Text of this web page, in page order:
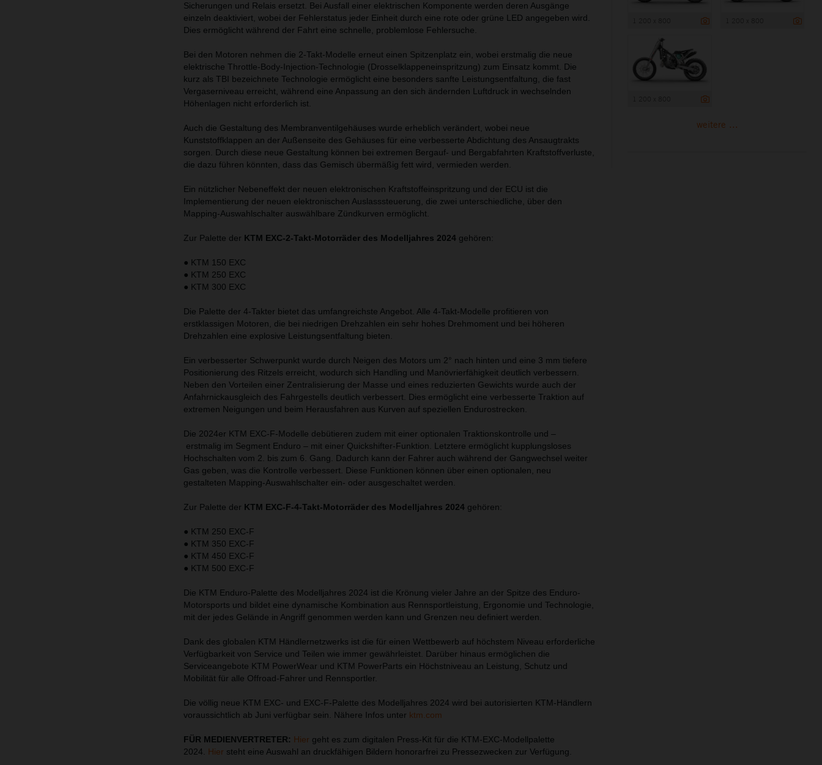
Sicherungen und Relais ersetzt. Bei Ausfall einer elektrischen Komponente werden deren Ausgänge
einzeln deaktiviert, wobei der Fehlerstatus jeder Einheit durch eine rote oder grüne LED angegeben wird. ​
Dies ermöglicht während der Fahrt eine schnelle, problemlose Fehlersuche.
Bei den Motoren nehmen die 2-Takt-Modelle erneut einen Spitzenplatz ein, wobei erstmalig die neue
elektrische Throttle-Body-Injection-Technologie (Drosselklappeneinspritzung) zum Einsatz kommt. Die
kurz als TBI bezeichnete Technologie ermöglicht eine besonders sanfte Leistungsentfaltung, die fast
Vergaserniveau erreicht, während eine Anpassung an den sich ändernden Luftdruck in wechselnden
Höhenlagen nicht erforderlich ist.
Auch die Gestaltung des Membranventilgehäuses wurde erheblich verändert, wobei neue
Kunststoffklappen an der Außenseite des Gehäuses für eine verbesserte Abdichtung des Ansaugtrakts
sorgen. Durch diese neue Gestaltung können bei extremen Bergauf- und Bergabfahrten Kraftstoffverluste,
die dazu führen könnten, dass das Gemisch übermäßig fett wird, vermieden werden.
Ein nützlicher Nebeneffekt der neuen elektronischen Kraftstoffeinspritzung und der ECU ist die
Implementierung der neuen elektronischen Auslasssteuerung, die zwei unterschiedliche, über den
Mapping-Auswahlschalter auswählbare Zündkurven ermöglicht.
Zur Palette der KTM EXC-2-Takt-Motorräder des Modelljahres 2024 gehören:
● KTM 150 EXC
● KTM 250 EXC
● KTM 300 EXC
Die Palette der 4-Takter bietet das umfangreichste Angebot. Alle 4-Takt-Modelle profitieren von
erstklassigen Motoren, die bei niedrigen Drehzahlen ein sehr hohes Drehmoment und bei höheren
Drehzahlen eine explosive Leistungsentfaltung bieten.
Ein verbesserter Schwerpunkt wurde durch Neigen des Motors um 2° nach hinten und eine 3 mm tiefere
Positionierung des Ritzels erreicht, wodurch sich Handling und Manövrierfähigkeit deutlich verbessern.
Neben den Vorteilen einer Zentralisierung der Masse und eines reduzierten Gewichts wurde auch der
Anfahrnickausgleich des Fahrgestells deutlich verbessert. Dies ermöglicht eine verbesserte Traktion auf
extremen Neigungen und beim Herausfahren aus Kurven auf speziellen Endurostrecken.
Die 2024er KTM EXC-F-Modelle debütieren zudem mit einer optionalen Traktionskontrolle und –
erstmalig im Segment Enduro – mit einer Quickshifter-Funktion. Letztere ermöglicht kupplungsloses
Hochschalten vom 2. bis zum 6. Gang. Dadurch kann der Fahrer auch während der Gangwechsel weiter
Gas geben, was die Kontrolle verbessert. Diese Funktionen können über einen optionalen, neu
gestalteten Mapping-Auswahlschalter ein- oder ausgeschaltet werden.
Zur Palette der KTM EXC-F-4-Takt-Motorräder des Modelljahres 2024 gehören:
● KTM 250 EXC-F
● KTM 350 EXC-F
● KTM 450 EXC-F
● KTM 500 EXC-F
Die KTM Enduro-Palette des Modelljahres 2024 ist die Krönung vieler Jahre an der Spitze des Enduro-
Motorsports und bildet eine dynamische Kombination aus Rennsportleistung, Ergonomie und Technologie,
mit der jedes Gelände in Angriff genommen werden kann und Grenzen neu definiert werden.
Dank des globalen KTM Händlernetzwerks ist die für einen Wettbewerb auf höchstem Niveau erforderliche
Verfügbarkeit von Service und Teilen wie immer gewährleistet. Darüber hinaus ermöglichen die
Serviceangebote KTM PowerWear und KTM PowerParts ein Höchstniveau an Leistung, Schutz und
Mobilität für alle Offroad-Fahrer und Rennsportler.
Die völlig neue KTM EXC- und EXC-F-Palette des Modelljahres 2024 wird bei autorisierten KTM-Händlern
voraussichtlich ab Juni verfügbar sein. Nähere Infos unter ktm.com
FÜR MEDIENVERTRETER: Hier geht es zum digitalen Press-Kit für die KTM-EXC-Modellpalette
2024. Hier steht eine Auswahl an druckfähigen Bildern honorarfrei zu Pressezwecken zur Verfügung.
weitere ...